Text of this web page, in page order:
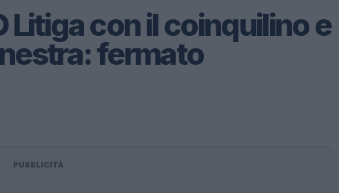
Litiga con il coinquilino e
fermato
PUBBLICITÀ